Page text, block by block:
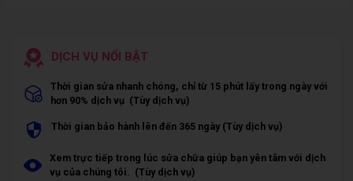
DỊCH VỤ NỔI BẬT
Thời gian sửa nhanh chóng, chỉ từ 15 phút lấy trong ngày với
hơn 90% dịch vụ (Tùy dịch vụ)
Thời gian bảo hành lên đến 365 ngày (Tùy dịch vụ)
Xem trực tiếp trong lúc sửa chữa giúp bạn yên tâm với dịch
vụ của chúng tôi. (Tùy dịch vụ)